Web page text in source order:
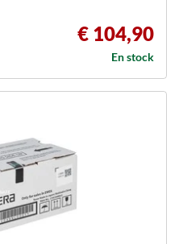
€ 104,90
En stock